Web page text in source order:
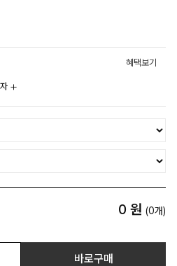
혜택보기
0 원 (0개)
바로구매